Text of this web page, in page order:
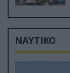
ΝΑΥΤΙΚΟ